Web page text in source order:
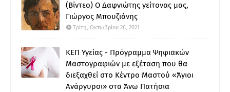
(Βίντεο) Ο Δαφνιώτης γείτονας μας,
Γιώργος Μπουζιάνης
Τρίτη, Οκτωβρίου 26, 2021
ΚΕΠ Υγείας - Πρόγραμμα Ψηφιακών
Μαστογραφιών με εξέταση που θα
διεξαχθεί στο Κέντρο Μαστού «Άγιοι
Ανάργυροι» στα Άνω Πατήσια